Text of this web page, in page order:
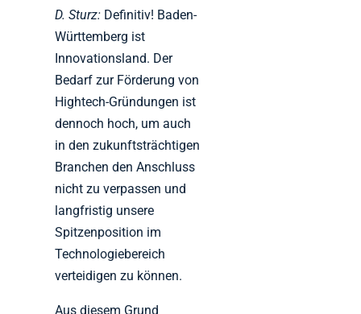
D. Sturz: Definitiv! Baden-
Württemberg ist
Innovationsland. Der
Bedarf zur Förderung von
Hightech-Gründungen ist
dennoch hoch, um auch
in den zukunftsträchtigen
Branchen den Anschluss
nicht zu verpassen und
langfristig unsere
Spitzenposition im
Technologiebereich
verteidigen zu können.
Aus diesem Grund